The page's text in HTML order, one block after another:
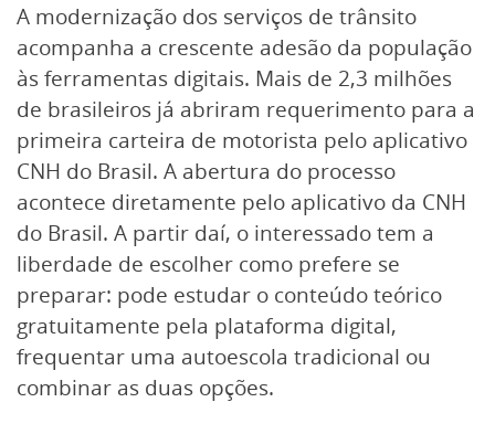
A modernização dos serviços de trânsito
acompanha a crescente adesão da população
às ferramentas digitais. Mais de 2,3 milhões
de brasileiros já abriram requerimento para a
primeira carteira de motorista pelo aplicativo
CNH do Brasil. A abertura do processo
acontece diretamente pelo aplicativo da CNH
do Brasil. A partir daí, o interessado tem a
liberdade de escolher como prefere se
preparar: pode estudar o conteúdo teórico
gratuitamente pela plataforma digital,
frequentar uma autoescola tradicional ou
combinar as duas opções.